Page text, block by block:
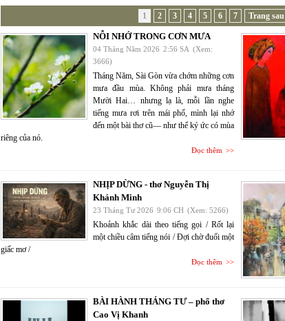
1 2 3 4 5 6 7 Trang sau
NỖI NHỚ TRONG CƠN MƯA
04 Tháng Năm 2026 2:56 SA (Xem:
3666)
Tháng Năm, Sài Gòn vừa chớm những cơn
mưa đầu mùa. Không phải mưa tháng
Mười Hai… nhưng lạ là, mỗi lần nghe
tiếng mưa rơi trên mái phố, mình lại nhớ
đến một bài thơ cũ— như thể ký ức có mùa
riêng của nó.
Đọc thêm
NHỊP DỪNG - thơ Nguyễn Thị
Khánh Minh
23 Tháng Tư 2026 9:06 CH (Xem: 5266)
Khoảnh khắc dài theo tiếng gọi / Rốt lại
một chiều câm tiếng nói / Đợi chờ đuối một
giấc mơ /
Đọc thêm
BÀI HÀNH THÁNG TƯ – phổ thơ
Cao Vị Khanh